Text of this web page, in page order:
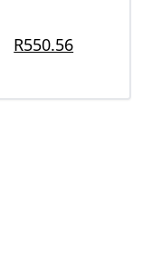
R550.56